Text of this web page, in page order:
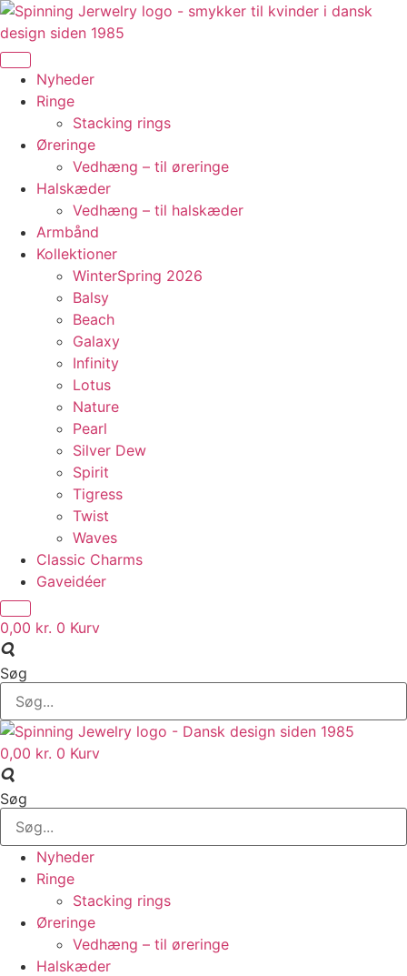
Videre
til
indhold
Nyheder
Ringe
Stacking rings
Øreringe
Vedhæng – til øreringe
Halskæder
Vedhæng – til halskæder
Armbånd
Kollektioner
WinterSpring 2026
Balsy
Beach
Galaxy
Infinity
Lotus
Nature
Pearl
Silver Dew
Spirit
Tigress
Twist
Waves
Classic Charms
Gaveidéer
0,00 kr. 0 Kurv
Søg
0,00 kr. 0 Kurv
Søg
Nyheder
Ringe
Stacking rings
Øreringe
Vedhæng – til øreringe
Halskæder